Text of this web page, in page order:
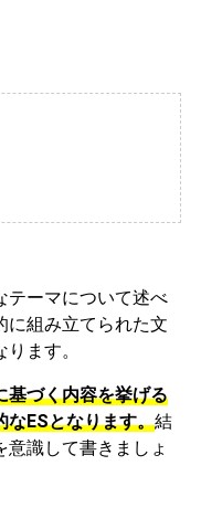
テーマについて述べ
に組み立てられた文
ます。
基づく内容を挙げる
なESとなります。結
識して書きましょ